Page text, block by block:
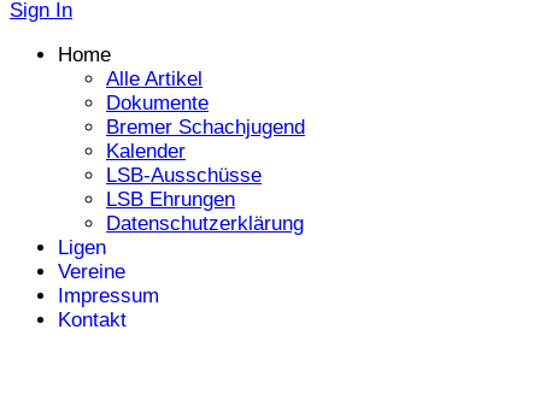
Sign In
Home
Alle Artikel
Dokumente
Bremer Schachjugend
Kalender
LSB-Ausschüsse
LSB Ehrungen
Datenschutzerklärung
Ligen
Vereine
Impressum
Kontakt